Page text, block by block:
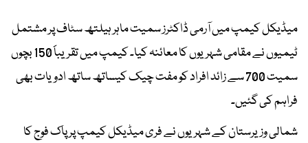
میڈیکل کیمپ میں آرمی ڈاکٹرز سمیت ماہر ہیلتھ سٹاف پر مشتمل
ٹیمیوں نے مقامی شہریوں کا معائنہ کیا۔ کیمپ میں تقریباََ 150 بچوں
سمیت 700 سے زائد افراد کو مفت چیک کیساتھ ساتھ ادویات بھی
فراہم کی گئیں۔
شمالی وزیرستان کے شہریوں نے فری میڈیکل کیمپ پر پاک فوج کا